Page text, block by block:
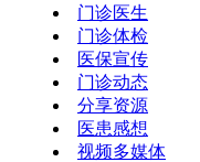
门诊医生
门诊体检
医保宣传
门诊动态
分享资源
医患感想
视频多媒体